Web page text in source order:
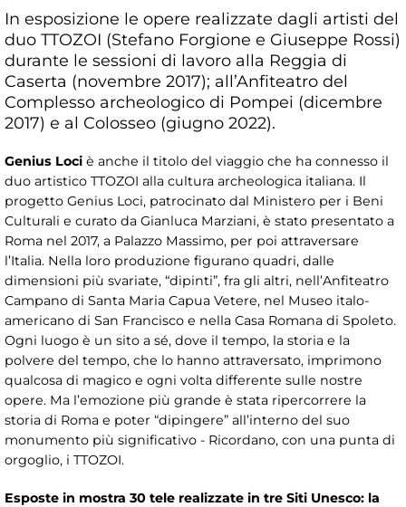
In esposizione le opere realizzate dagli artisti del
duo TTOZOI (Stefano Forgione e Giuseppe Rossi)
durante le sessioni di lavoro alla Reggia di
Caserta (novembre 2017); all’Anfiteatro del
Complesso archeologico di Pompei (dicembre
2017) e al Colosseo (giugno 2022).
Genius Loci è anche il titolo del viaggio che ha connesso il
duo artistico TTOZOI alla cultura archeologica italiana. Il
progetto Genius Loci, patrocinato dal Ministero per i Beni
Culturali e curato da Gianluca Marziani, è stato presentato a
Roma nel 2017, a Palazzo Massimo, per poi attraversare
l’Italia. Nella loro produzione figurano quadri, dalle
dimensioni più svariate, “dipinti”, fra gli altri, nell’Anfiteatro
Campano di Santa Maria Capua Vetere, nel Museo italo-
americano di San Francisco e nella Casa Romana di Spoleto.
Ogni luogo è un sito a sé, dove il tempo, la storia e la
polvere del tempo, che lo hanno attraversato, imprimono
qualcosa di magico e ogni volta differente sulle nostre
opere. Ma l’emozione più grande è stata ripercorrere la
storia di Roma e poter “dipingere” all’interno del suo
monumento più significativo - Ricordano, con una punta di
orgoglio, i TTOZOI.
Esposte in mostra 30 tele realizzate in tre Siti Unesco: la